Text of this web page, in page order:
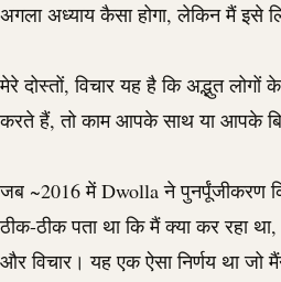
अगला अध्याय कैसा होगा, लेकिन मैं इसे
मेरे दोस्तों, विचार यह है कि अद्भुत
करते हैं, तो काम आपके साथ या आपके
जब ~2016 मेंDwollaने पुनर्पूंजीकरण
ठीक-ठीक पता था कि मैं क्या कर रहा
और विचार। यह एक ऐसा निर्णय था जो